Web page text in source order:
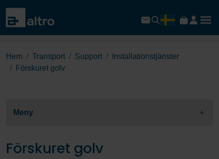
Hem Transport Support
Installations­tjänster
Förskuret golv
Meny
Förskuret golv